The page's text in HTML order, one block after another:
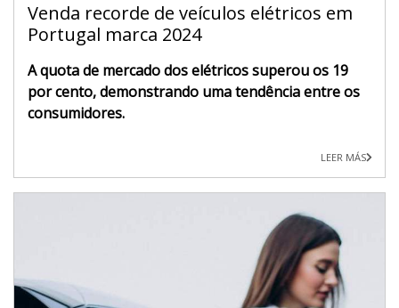
Venda recorde de veículos elétricos em
Portugal marca 2024
A quota de mercado dos elétricos superou os 19
por cento, demonstrando uma tendência entre os
consumidores.
LEER MÁS